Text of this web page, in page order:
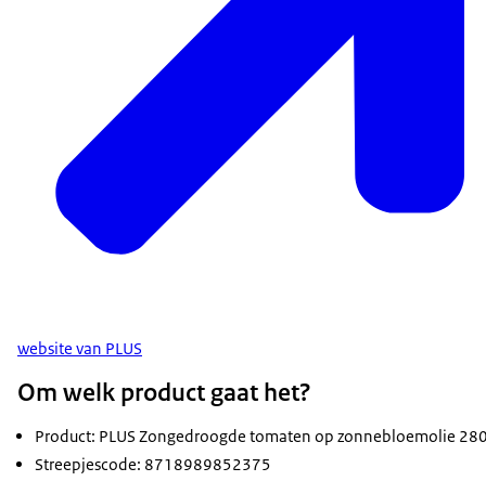
website van PLUS
Om welk product gaat het?
Product: PLUS Zongedroogde tomaten op zonnebloemolie
Streepjescode: 8718989852375